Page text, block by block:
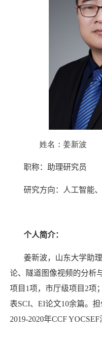
姓名：姜新波
职称：助理研究员
研究方向：人工智能
个人简介：
姜新波，山东大学助
论、隧道图像视频的分析
项目 1项，市厅级项目 2项
表SCI、 EI论文10余篇。担
2019-2020年CCF YOCSEF